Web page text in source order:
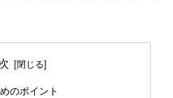
のポイント